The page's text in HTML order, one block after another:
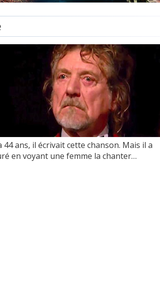
44 ans, il écrivait cette chanson. Mais il a
en voyant une femme la chanter…